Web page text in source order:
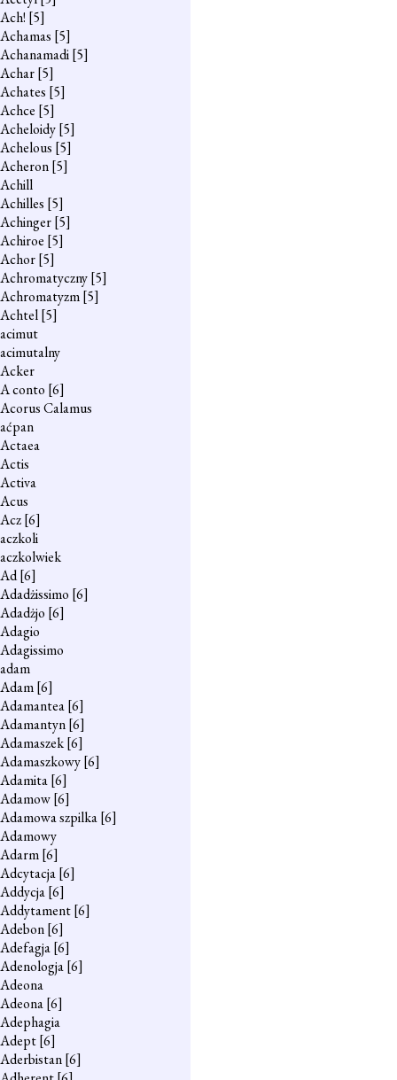
Ach! [5]
Achamas [5]
Achanamadi[5]
Achar[5]
Achates [5]
Achce [5]
Acheloidy[5]
Achelous [5]
Acheron[5]
Achill
Achilles [5]
Achinger[5]
Achiroe [5]
Achor[5]
Achromatyczny[5]
Achromatyzm[5]
Achtel[5]
acimut
acimutalny
Acker
A conto [6]
Acorus Calamus
aćpan
Actaea
Actis
Activa
Acus
Acz[6]
aczkoli
aczkolwiek
Ad[6]
Adadżissimo [6]
Adadżjo [6]
Adagio
Adagissimo
adam
Adam[6]
Adamantea[6]
Adamantyn[6]
Adamaszek[6]
Adamaszkowy[6]
Adamita[6]
Adamow[6]
Adamowa szpilka[6]
Adamowy
Adarm[6]
Adcytacja[6]
Addycja[6]
Addytament[6]
Adebon[6]
Adefagja[6]
Adenologja[6]
Adeona
Adeona[6]
Adephagia
Adept[6]
Aderbistan[6]